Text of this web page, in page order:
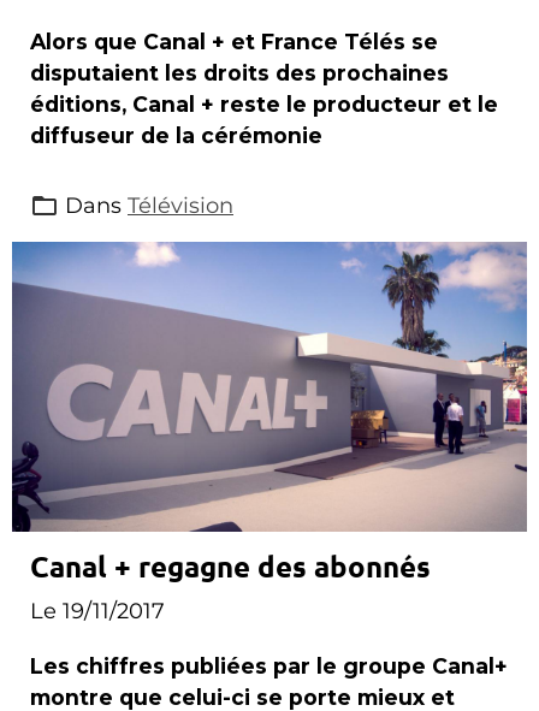
Alors que Canal + et France Télés se
disputaient les droits des prochaines
éditions, Canal + reste le producteur et le
diffuseur de la cérémonie
Dans Télévision
Canal + regagne des abonnés
Le 19/11/2017
Les chiffres publiées par le groupe Canal+
montre que celui-ci se porte mieux et